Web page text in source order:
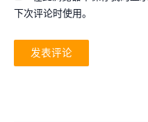
下次评论时使用。